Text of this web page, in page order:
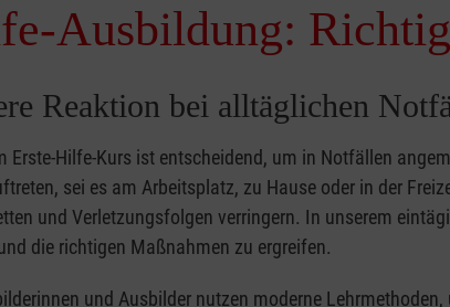
Ausbildung:
Reaktion bei alltäglichen
Erste-Hilfe-Kurs ist entscheidend, um in Notfällen
sei es am Arbeitsplatz, zu Hause oder in der
und Verletzungsfolgen verringern. In unserem
die richtigen Maßnahmen zu ergreifen.
und Ausbilder nutzen moderne